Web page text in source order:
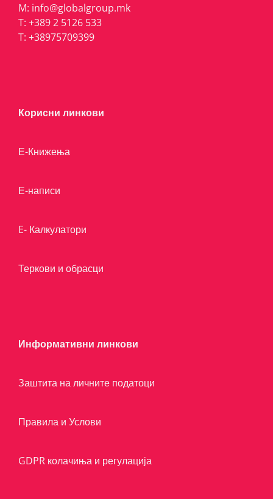
M: info@globalgroup.mk
T: +389 2 5126 533
T: +38975709399
Корисни линкови
Е-Книжења
Е-написи
E- Калкулатори
Теркови и обрасци
Информативни линкови
Заштита на личните податоци
Правила и Услови
GDPR колачиња и регулација